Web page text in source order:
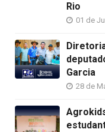
Rio
01 de
Garcia
28 de